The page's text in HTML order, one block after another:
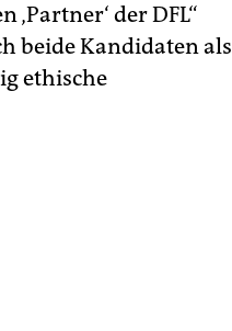
der DFL“
beide Kandidaten als
ethische